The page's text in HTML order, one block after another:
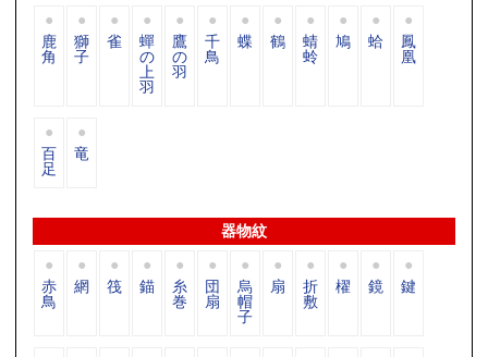
鹿
角
獅
子
雀 蟬
の
上
羽
鷹
の
羽
千
鳥
蝶 鶴 蜻
蛉
鳩 蛤 鳳
凰
百
足
竜
器物紋
赤
鳥
網 筏 錨 糸
巻
団
扇
烏
帽
子
扇 折
敷
櫂 鏡 鍵